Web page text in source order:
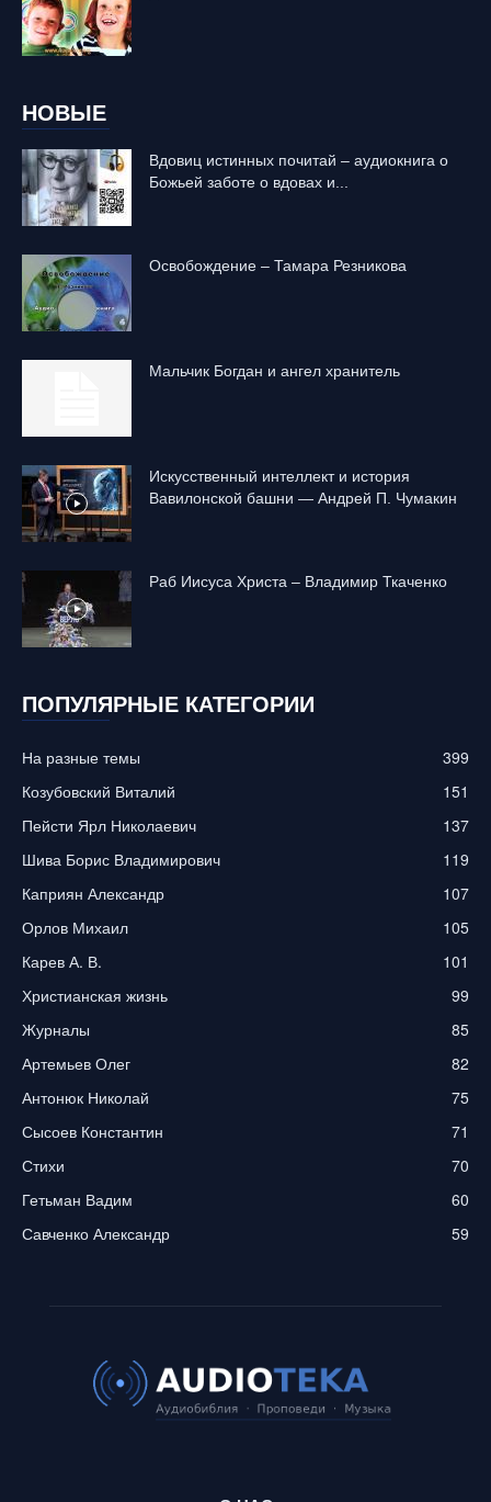
НОВЫЕ
Вдовиц истинных почитай – аудиокнига о
Божьей заботе о вдовах и...
Освобождение – Тамара Резникова
Mальчик Богдан и ангел хранитель
Искусственный интеллект и история
Вавилонской башни — Андрей П. Чумакин
Раб Иисуса Христа – Владимир Ткаченко
ПОПУЛЯРНЫЕ КАТЕГОРИИ
На разные темы
399
Козубовский Виталий
151
Пейсти Ярл Николаевич
137
Шива Борис Владимирович
119
Каприян Александр
107
Орлов Михаил
105
Карев А. В.
101
Христианская жизнь
99
Журналы
85
Артемьев Олег
82
Антонюк Николай
75
Сысоев Константин
71
Стихи
70
Гетьман Вадим
60
Савченко Александр
59